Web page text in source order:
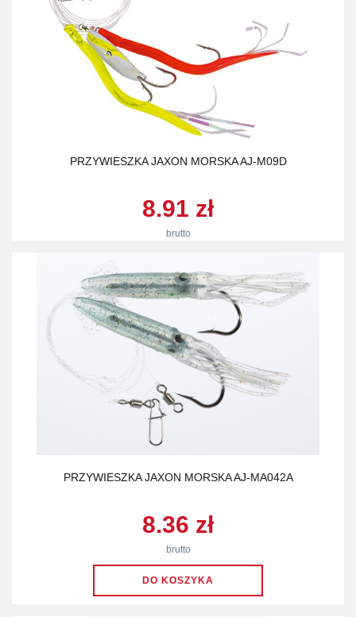
PRZYWIESZKA JAXON MORSKA AJ-M09D
8.91 zł
brutto
PRZYWIESZKA JAXON MORSKA AJ-MA042A
8.36 zł
brutto